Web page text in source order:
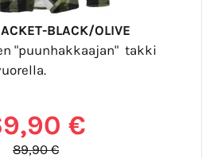
BLACK/OLIVE
"puunhakkaajan" takki
€
89,90 €